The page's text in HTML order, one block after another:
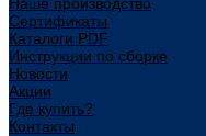
Сертификаты
Каталоги PDF
Инструкции по сборке
Новости
Акции
Где купить?
Контакты